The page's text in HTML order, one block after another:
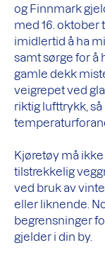
og Finnmark
med 16. oktober
imidlertid å ha
samt sørge for å
gamle dekk
veigrepet ved
riktig lufttrykk,
Kjøretøy må
tilstrekkelig
ved bruk av
eller liknende.
begrensninger
gjelder i din by.